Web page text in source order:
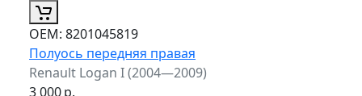
ОЕМ: 8201045819
Полуось передняя правая
Renault Logan I (2004—2009)
3 000р.